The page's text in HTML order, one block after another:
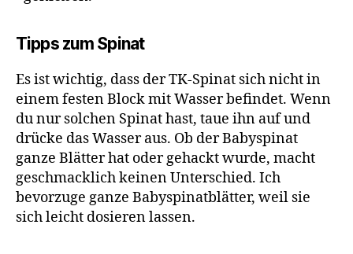
Tipps zum Spinat
Es ist wichtig, dass der TK-Spinat sich nicht in
einem festen Block mit Wasser befindet. Wenn
du nur solchen Spinat hast, taue ihn auf und
drücke das Wasser aus. Ob der Babyspinat
ganze Blätter hat oder gehackt wurde, macht
geschmacklich keinen Unterschied. Ich
bevorzuge ganze Babyspinatblätter, weil sie
sich leicht dosieren lassen.